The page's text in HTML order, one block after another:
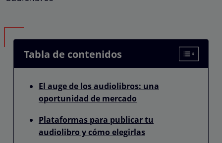
Tabla de contenidos
El auge de los audiolibros: una
oportunidad de mercado
Plataformas para publicar tu
audiolibro y cómo elegirlas